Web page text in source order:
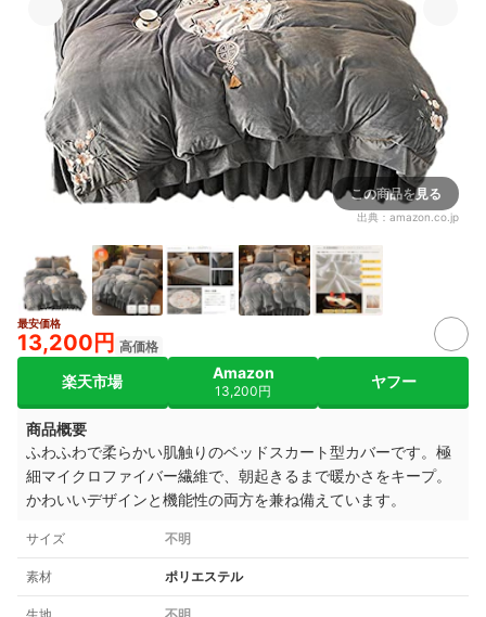
この商品を見る
出典： amazon.co.jp
最安価格
13,200円 高価格
楽天市場 Amazon
13,200円
ヤフー
商品概要
ふわふわで柔らかい肌触りのベッドスカート型カバーです。極
細マイクロファイバー繊維で、朝起きるまで暖かさをキープ。
かわいいデザインと機能性の両方を兼ね備えています。
サイズ 不明
素材 ポリエステル